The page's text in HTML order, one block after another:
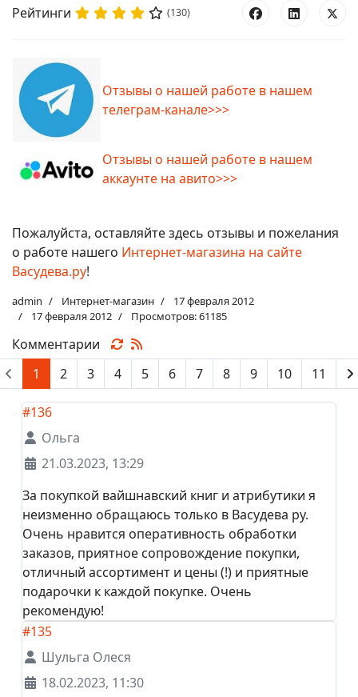
Рейтинги (130)
Отзывы о нашей работе в нашем
телеграм-канале>>>
Отзывы о нашей работе в нашем
аккаунте на авито>>>
Пожалуйста, оставляйте здесь отзывы и пожелания
о работе нашего Интернет-магазина на сайте
Васудева.ру!
admin Интернет-магазин
17 февраля 2012
17 февраля 2012
Просмотров: 61185
Комментарии
1
2 3 4 5 6 7 8 9 10 11
#136
Ольга
21.03.2023, 13:29
За покупкой вайшнавский книг и атрибутики я
неизменно обращаюсь только в Васудева ру.
Очень нравится оперативность обработки
заказов, приятное сопровождение покупки,
отличный ассортимент и цены (!) и приятные
подарочки к каждой покупке. Очень
рекомендую!
#135
Шульга Олеся
18.02.2023, 11:30